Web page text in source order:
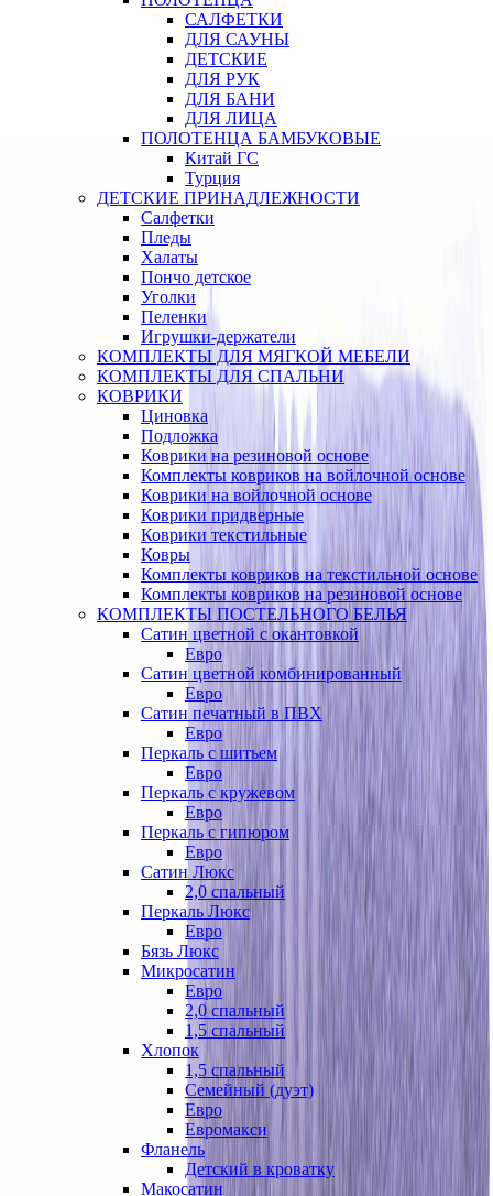
САЛФЕТКИ
ДЛЯ САУНЫ
ДЕТСКИЕ
ДЛЯ РУК
ДЛЯ БАНИ
ДЛЯ ЛИЦА
ПОЛОТЕНЦА БАМБУКОВЫЕ
Китай ГС
Турция
ДЕТСКИЕ ПРИНАДЛЕЖНОСТИ
Салфетки
Пледы
Халаты
Пончо детское
Уголки
Пеленки
Игрушки-держатели
КОМПЛЕКТЫ ДЛЯ МЯГКОЙ МЕБЕЛИ
КОМПЛЕКТЫ ДЛЯ СПАЛЬНИ
КОВРИКИ
Циновка
Подложка
Коврики на резиновой основе
Комплекты ковриков на войлочной основе
Коврики на войлочной основе
Коврики придверные
Коврики текстильные
Ковры
Комплекты ковриков на текстильной основе
Комплекты ковриков на резиновой основе
КОМПЛЕКТЫ ПОСТЕЛЬНОГО БЕЛЬЯ
Сатин цветной с окантовкой
Евро
Сатин цветной комбинированный
Евро
Сатин печатный в ПВХ
Евро
Перкаль с шитьем
Евро
Перкаль с кружевом
Евро
Перкаль с гипюром
Евро
Сатин Люкс
2,0 спальный
Перкаль Люкс
Евро
Бязь Люкс
Микросатин
Евро
2,0 спальный
1,5 спальный
Хлопок
1,5 спальный
Семейный (дуэт)
Евро
Евромакси
Фланель
Детский в кроватку
Макосатин